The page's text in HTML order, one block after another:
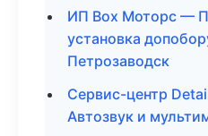
ИП Box Моторс —
установка
Петрозаводск
Сервис-центр
Автозвук и